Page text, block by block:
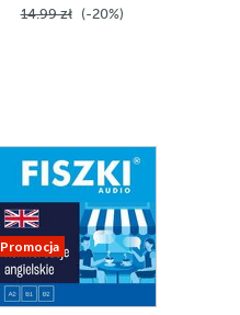
14.99 zł (-20%)
Promocja